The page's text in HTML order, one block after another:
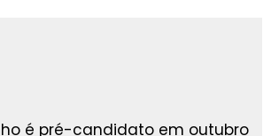
é pré-candidato em outubro